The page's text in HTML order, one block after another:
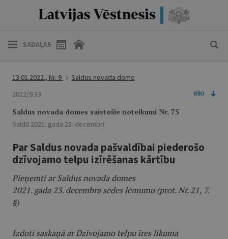
SADAĻAS
13.01.2022., Nr. 9
Saldus novada dome
2022/9.33
RĪKI
Saldus novada domes saistošie noteikumi Nr. 75
Saldū 2021. gada 23. decembrī
Par Saldus novada pašvaldībai piederošo
dzīvojamo telpu izīrēšanas kārtību
Pieņemti ar Saldus novada domes
2021. gada 23. decembra sēdes lēmumu (prot. Nr. 21, 7.
§)
Izdoti saskaņā ar Dzīvojamo telpu īres likuma